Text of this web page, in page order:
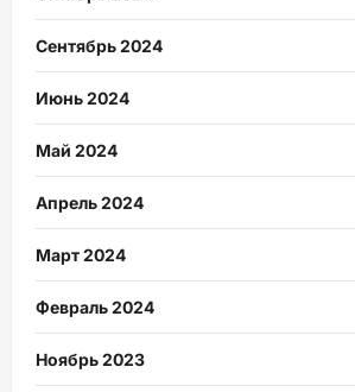
Сентябрь 2024
Июнь 2024
Май 2024
Апрель 2024
Март 2024
Февраль 2024
Ноябрь 2023